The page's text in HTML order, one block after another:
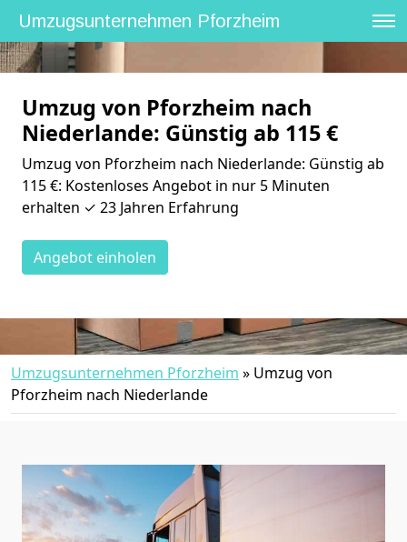
Umzugsunternehmen Pforzheim
Umzug von Pforzheim nach
Niederlande: Günstig ab 115 €
Umzug von Pforzheim nach Niederlande: Günstig ab
115 €: Kostenloses Angebot in nur 5 Minuten
erhalten ✓ 23 Jahren Erfahrung
Angebot einholen
Umzugsunternehmen Pforzheim » Umzug von
Pforzheim nach Niederlande